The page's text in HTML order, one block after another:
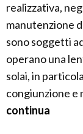
realizzativa,
manutenzione
sono soggetti
operano una
solai, in
congiunzione e
continua